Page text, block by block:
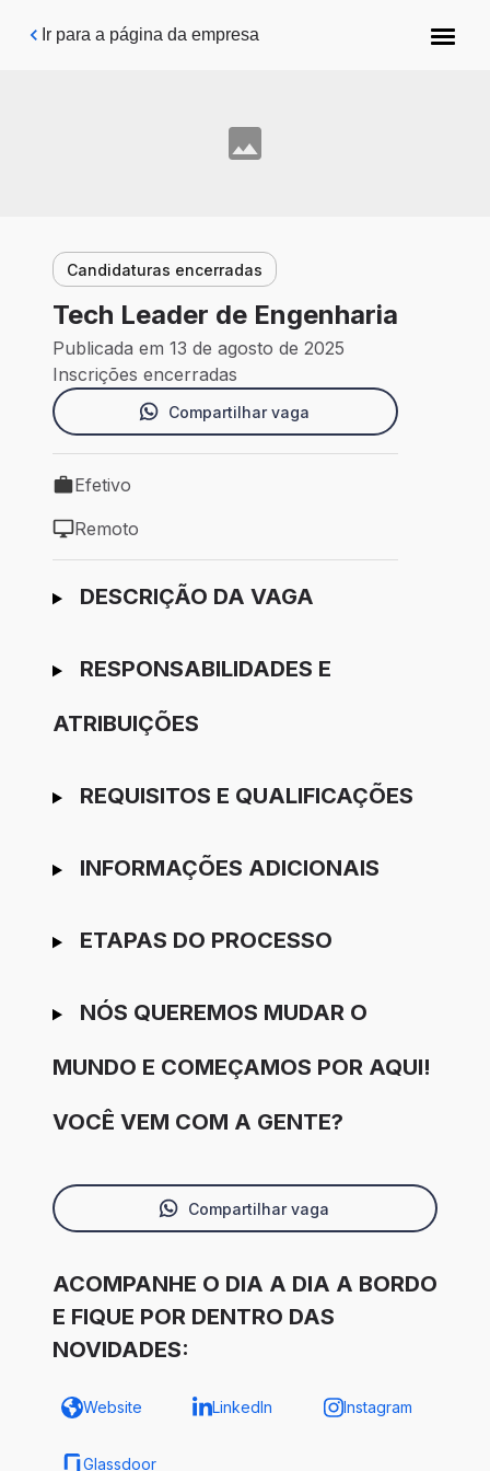
Pular para o conteúdo principal
Ir para a página da empresa
Candidaturas encerradas
Tech Leader de Engenharia
Publicada em 13 de agosto de 2025
Inscrições encerradas
Compartilhar vaga
Tipo de vaga: Efetivo
Efetivo
Modelo de trabalho: Remoto
Remoto
Ir para candidatura
DESCRIÇÃO DA VAGA
RESPONSABILIDADES E
ATRIBUIÇÕES
REQUISITOS E QUALIFICAÇÕES
INFORMAÇÕES ADICIONAIS
ETAPAS DO PROCESSO
NÓS QUEREMOS MUDAR O
MUNDO E COMEÇAMOS POR AQUI!
VOCÊ VEM COM A GENTE?
Compartilhar vaga
ACOMPANHE O DIA A DIA A BORDO
E FIQUE POR DENTRO DAS
NOVIDADES:
Website LinkedIn Instagram
Glassdoor